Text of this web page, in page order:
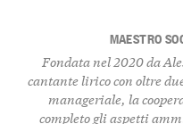
MAESTRO
Fondata nel 2020 da
cantante lirico con oltre
manageriale, la
completo gli aspetti